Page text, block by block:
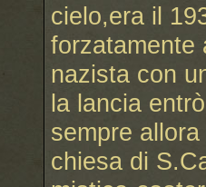
cielo,era il
forzatamente
nazista con
la lancia
sempre
chiesa di